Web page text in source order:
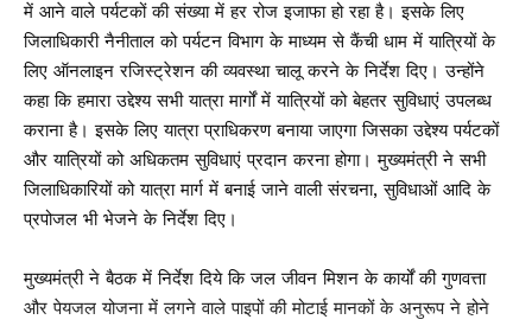
में आने वाले पर्यटकों की संख्या में हर रोज इजाफा हो रहा है। इसके लिए
जिलाधिकारी नैनीताल को पर्यटन विभाग के माध्यम से कैंची धाम में यात्रियों के
लिए ऑनलाइन रजिस्ट्रेशन की व्यवस्था चालू करने के निर्देश दिए। उन्होंने
कहा कि हमारा उद्देश्य सभी यात्रा मार्गों में यात्रियों को बेहतर सुविधाएं उपलब्ध
कराना है। इसके लिए यात्रा प्राधिकरण बनाया जाएगा जिसका उद्देश्य पर्यटकों
और यात्रियों को अधिकतम सुविधाएं प्रदान करना होगा। मुख्यमंत्री ने सभी
जिलाधिकारियों को यात्रा मार्ग में बनाई जाने वाली संरचना, सुविधाओं आदि के
प्रपोजल भी भेजने के निर्देश दिए।
मुख्यमंत्री ने बैठक में निर्देश दिये कि जल जीवन मिशन के कार्यों की गुणवत्ता
और पेयजल योजना में लगने वाले पाइपों की मोटाई मानकों के अनुरूप ने होने